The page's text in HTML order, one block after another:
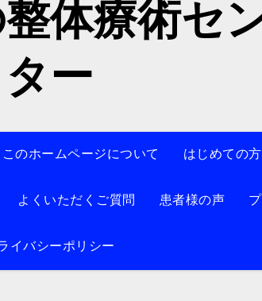
体療術セ
ター
このホームページについて はじめての
よくいただくご質問 患者様の声
イバシーポリシー